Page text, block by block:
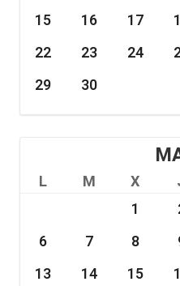
15
16 17
22
23 24
29
30
L M X
1
6
7 8
13
14 15